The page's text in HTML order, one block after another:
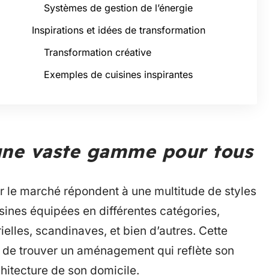
Systèmes de gestion de l’énergie
Inspirations et idées de transformation
Transformation créative
Exemples de cuisines inspirantes
vaste gamme pour tous
marché répondent à une multitude de styles
équipées en différentes catégories,
scandinaves, et bien d’autres. Cette
trouver un aménagement qui reflète son
de son domicile.